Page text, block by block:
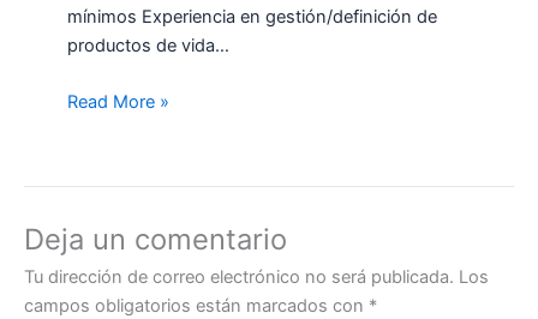
mínimos Experiencia en gestión/definición de
productos de vida…
Read More »
Deja un comentario
Tu dirección de correo electrónico no será publicada. Los
campos obligatorios están marcados con *